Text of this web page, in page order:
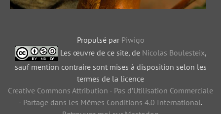
Propulsé par Piwigo
Les œuvre de ce site, de Nicolas Boulesteix,
sauf mention contraire sont mises à disposition selon les
termes de la licence
Creative Commons Attribution - Pas d’Utilisation Commerciale
- Partage dans les Mêmes Conditions 4.0 International.